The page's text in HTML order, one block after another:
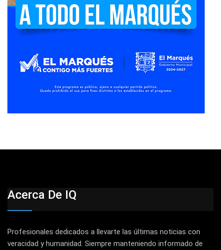
Acerca De IQ
Profesionales dedicados a llevarte las últimas noticias con
veracidad y humanidad. Siempre manteniendo informado de